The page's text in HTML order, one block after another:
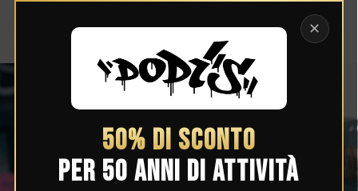
Vai
ai contenuti
Carrello
✕
50% DI SCONTO
PER 50 ANNI DI ATTIVITÀ